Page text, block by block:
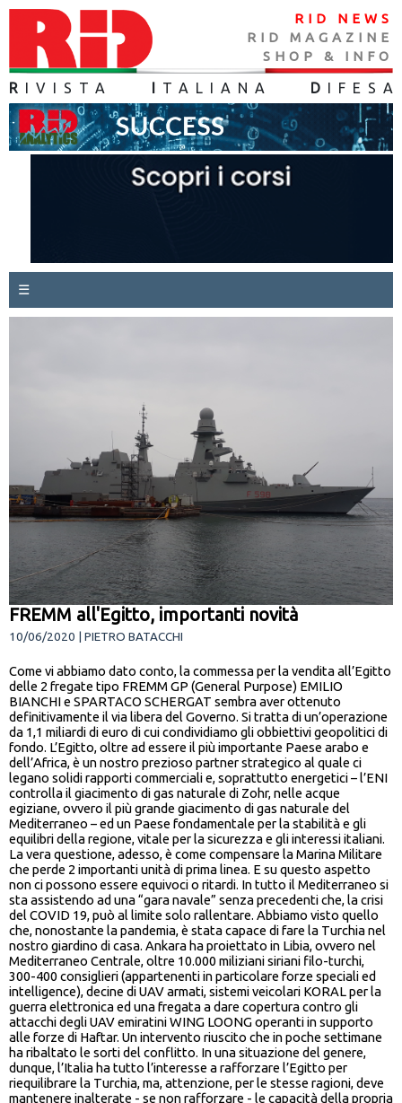
RID NEWS
RID MAGAZINE
SHOP & INFO
R IVISTA TALIANA D IFES A
☰
FREMM all'Egitto, importanti novità
10/06/2020 | PIETRO BATACCHI
Come vi abbiamo dato conto, la commessa per la vendita all’Egitto
delle 2 fregate tipo FREMM GP (General Purpose) EMILIO
BIANCHI e SPARTACO SCHERGAT sembra aver ottenuto
definitivamente il via libera del Governo. Si tratta di un’operazione
da 1,1 miliardi di euro di cui condividiamo gli obbiettivi geopolitici di
fondo. L’Egitto, oltre ad essere il più importante Paese arabo e
dell’Africa, è un nostro prezioso partner strategico al quale ci
legano solidi rapporti commerciali e, soprattutto energetici – l’ENI
controlla il giacimento di gas naturale di Zohr, nelle acque
egiziane, ovvero il più grande giacimento di gas naturale del
Mediterraneo – ed un Paese fondamentale per la stabilità e gli
equilibri della regione, vitale per la sicurezza e gli interessi italiani.
La vera questione, adesso, è come compensare la Marina Militare
che perde 2 importanti unità di prima linea. E su questo aspetto
non ci possono essere equivoci o ritardi. In tutto il Mediterraneo si
sta assistendo ad una “gara navale” senza precedenti che, la crisi
del COVID 19, può al limite solo rallentare. Abbiamo visto quello
che, nonostante la pandemia, è stata capace di fare la Turchia nel
nostro giardino di casa. Ankara ha proiettato in Libia, ovvero nel
Mediterraneo Centrale, oltre 10.000 miliziani siriani filo-turchi,
300-400 consiglieri (appartenenti in particolare forze speciali ed
intelligence), decine di UAV armati, sistemi veicolari KORAL per la
guerra elettronica ed una fregata a dare copertura contro gli
attacchi degli UAV emiratini WING LOONG operanti in supporto
alle forze di Haftar. Un intervento riuscito che in poche settimane
ha ribaltato le sorti del conflitto. In una situazione del genere,
dunque, l’Italia ha tutto l’interesse a rafforzare l’Egitto per
riequilibrare la Turchia, ma, attenzione, per le stesse ragioni, deve
mantenere inalterate - se non rafforzare - le capacità della propria